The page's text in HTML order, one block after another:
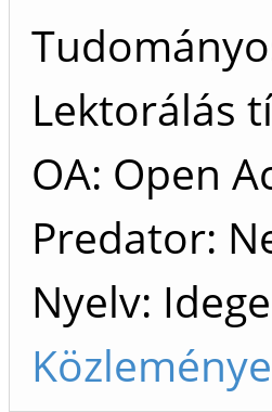
Lektorálás
OA: Open
Predator:
Nyelv: